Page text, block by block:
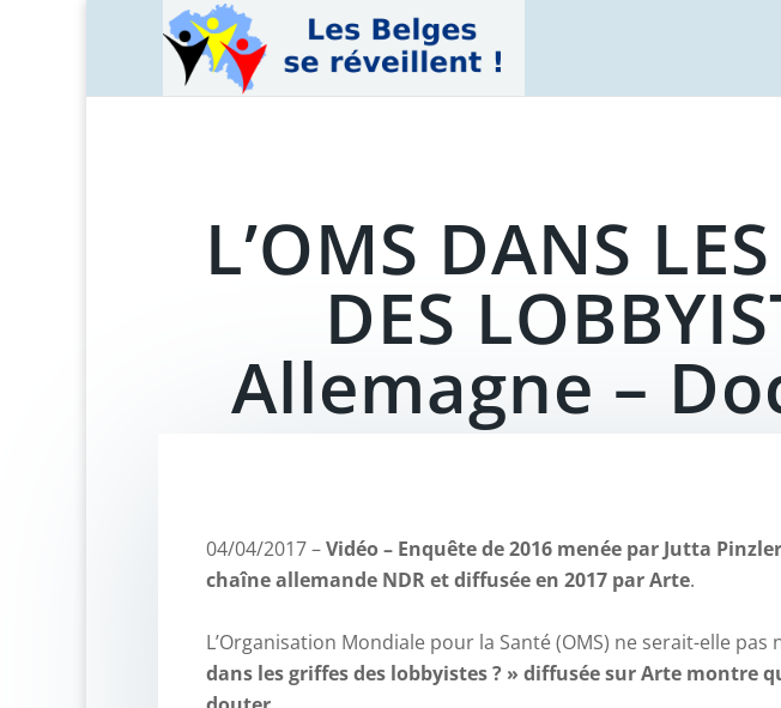
L’OMS DANS
DES
Allemagne –
04/04/2017 –Vidéo – Enquête de 2016 menée par Jutta
chaîne allemande NDR et diffusée en 2017 par Arte.
L’Organisation Mondiale pour la Santé (OMS) ne serait-elle pas
dans les griffes des lobbyistes ? » diffusée sur Arte montre